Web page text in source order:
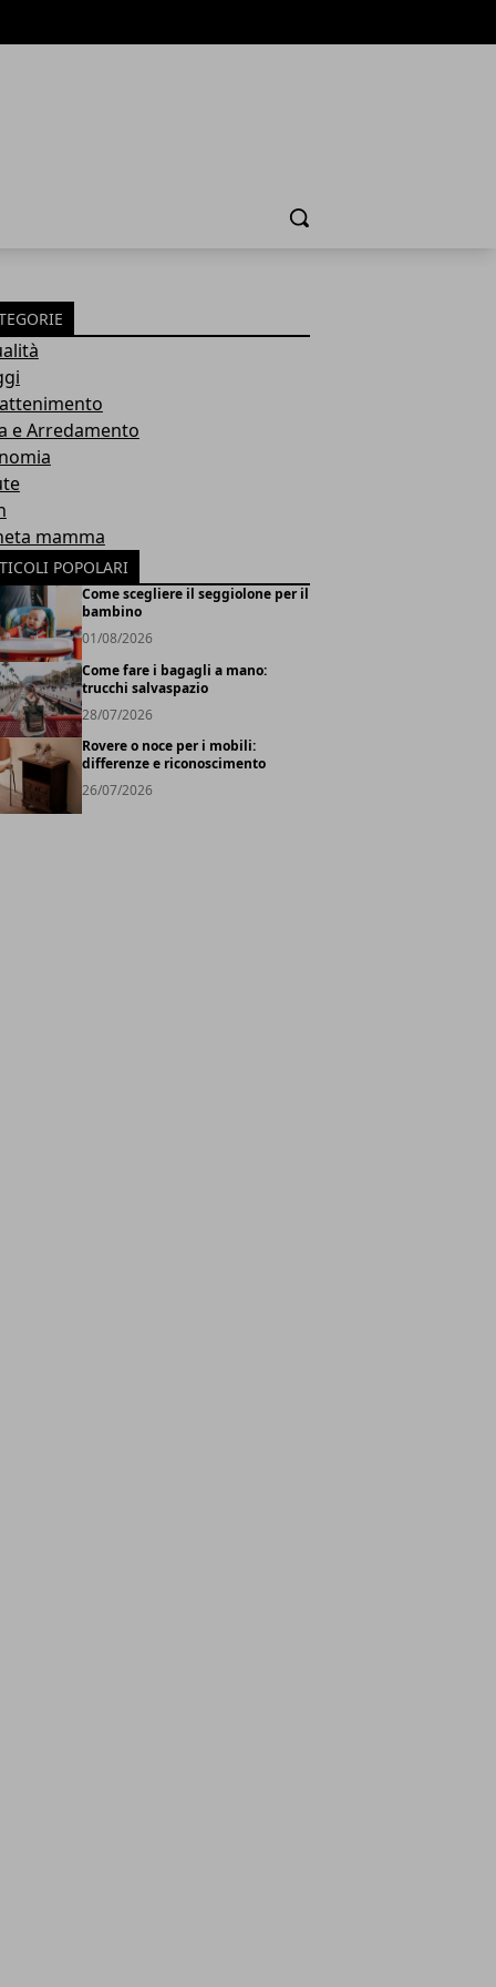
Cerca
e Arredamento
mamma
POPOLARI
Come scegliere il seggiolone per il
bambino
01/08/2026
Come fare i bagagli a mano:
trucchi salvaspazio
28/07/2026
Rovere o noce per i mobili:
differenze e riconoscimento
26/07/2026